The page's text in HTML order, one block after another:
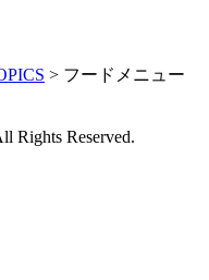
> フードメニュー
Rights Reserved.